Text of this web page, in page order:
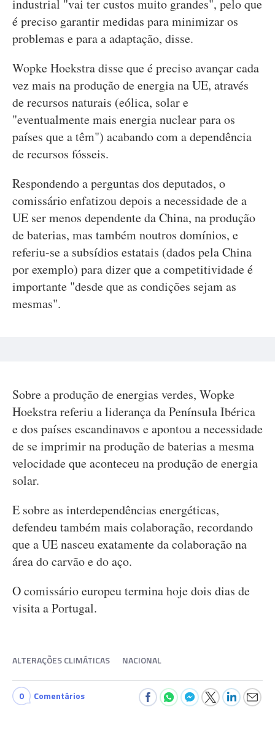
industrial "vai ter custos muito grandes", pelo que
é preciso garantir medidas para minimizar os
problemas e para a adaptação, disse.
Wopke Hoekstra disse que é preciso avançar cada
vez mais na produção de energia na UE, através
de recursos naturais (eólica, solar e
"eventualmente mais energia nuclear para os
países que a têm") acabando com a dependência
de recursos fósseis.
Respondendo a perguntas dos deputados, o
comissário enfatizou depois a necessidade de a
UE ser menos dependente da China, na produção
de baterias, mas também noutros domínios, e
referiu-se a subsídios estatais (dados pela China
por exemplo) para dizer que a competitividade é
importante "desde que as condições sejam as
mesmas".
Sobre a produção de energias verdes, Wopke
Hoekstra referiu a liderança da Península Ibérica
e dos países escandinavos e apontou a necessidade
de se imprimir na produção de baterias a mesma
velocidade que aconteceu na produção de energia
solar.
E sobre as interdependências energéticas,
defendeu também mais colaboração, recordando
que a UE nasceu exatamente da colaboração na
área do carvão e do aço.
O comissário europeu termina hoje dois dias de
visita a Portugal.
ALTERAÇÕES CLIMÁTICAS NACIONAL
0 Comentários